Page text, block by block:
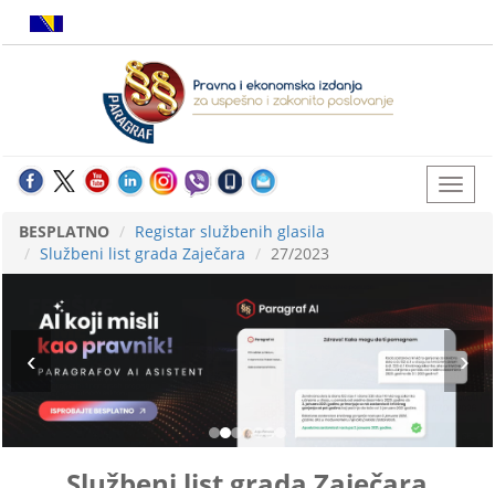
BESPLATNO
Registar službenih glasila
Službeni list grada Zaječara
27/2023